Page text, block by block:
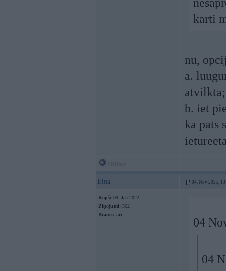
karti
nu,
a.
atvilkta;
b. iet
ka pats
Elna 04. Nov 2025,
Kopš: 09. Jan 2022
Ziņojumi: 562
Braucu ar:
04
04